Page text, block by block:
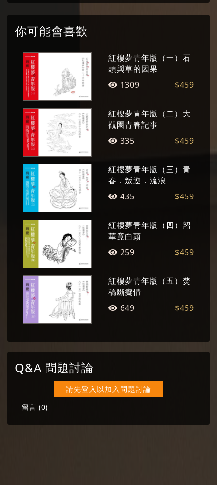
家，著作極豐，短篇小說集《寂寞的十七歲》、
散文集《驀然回首》、《明星咖啡館》、《第六
夢》、電影劇本《金大班的最後一夜》、《玉卿
嫂》、《孤戀花》、《最後的貴族》等。兩岸均
已出版《白先勇作品集》。關於白先勇文學創作
的研究，兩岸均不斷有學者投入，人數眾多，面
向多元，形成白先勇文學經典化現象。
你可能會喜歡
紅樓夢青年版（一）石
頭與草的因果
1309
$459
紅樓夢青年版（二）大
觀園青春記事
335
$459
紅樓夢青年版（三）青
春．叛逆．流浪
435
$459
紅樓夢青年版（四）韶
華竟白頭
259
$459
紅樓夢青年版（五）焚
稿斷癡情
649
$459
Q&A 問題討論
請先登入以加入問題討論
留言 (0)